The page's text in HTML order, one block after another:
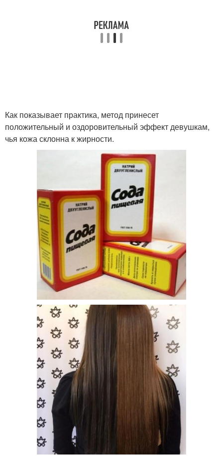
Как показывает практика, метод принесет
положительный и оздоровительный эффект девушкам,
чья кожа склонна к жирности.